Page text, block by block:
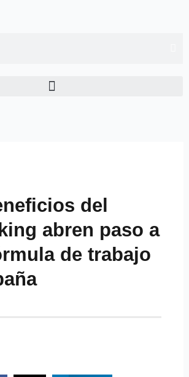
del
abren paso a
de trabajo